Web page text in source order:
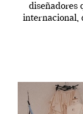
diseñadores
internacional,